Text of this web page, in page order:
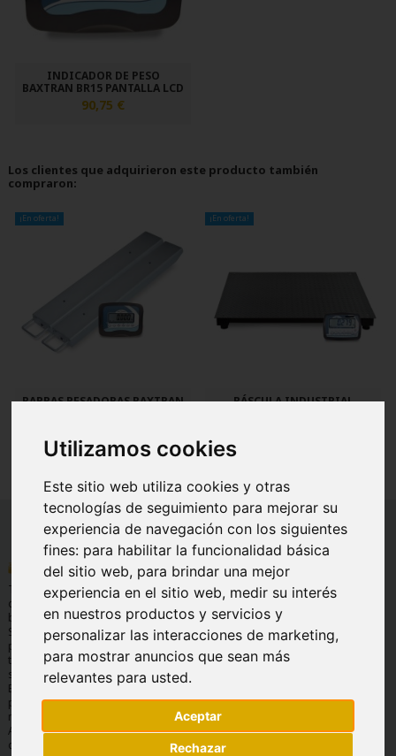
Utilizamos cookies
Este sitio web utiliza cookies y otras
tecnologías de seguimiento para mejorar su
experiencia de navegación con los siguientes
fines: para habilitar la funcionalidad básica
del sitio web, para brindar una mejor
experiencia en el sitio web, medir su interés
en nuestros productos y servicios y
personalizar las interacciones de marketing,
para mostrar anuncios que sean más
relevantes para usted.
Aceptar
Rechazar
INDICADOR DE PESO
BAXTRAN BR15 PANTALLA LCD
90,75 €
Los clientes que adquirieron este producto también
compraron:
¡En oferta!
BARRAS PESADORAS BAXTRAN
¡En oferta!
BÁSCULA INDUSTRIAL
Tu tienda Online
de basculas y
balanzas.
Soluciones de
pesaje para
todos los
sectores.
Expertos en
pesaje, 30 años
nos avalan.
Amplio
catálogo de
INFORMACIÓN
Quienes
somos
Envíos y
devoluciones
Formas de
pago
Contáctanos
AYUDA
Preguntas
frecuentes
Servicio
técnico
Garantía
INFORMACIÓN
Condiciones
venta
Aviso legal
Política de